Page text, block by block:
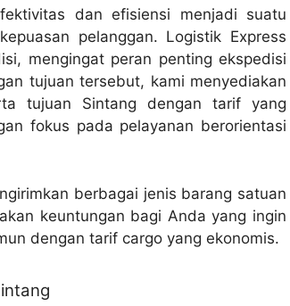
dan efisiensi menjadi suatu
pelanggan. Logistik Express
mengingat peran penting ekspedisi
tujuan tersebut, kami menyediakan
tujuan Sintang dengan tarif yang
fokus pada pelayanan berorientasi
berbagai jenis barang satuan
keuntungan bagi Anda yang ingin
dengan tarif cargo yang ekonomis.